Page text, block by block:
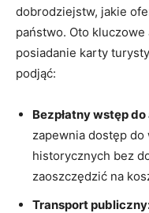
‍dobrodziejstw,⁢ jakie
państwo. Oto
posiadanie karty
podjąć:
Bezpłatny ⁣wstęp
zapewnia dostęp
historycznych bez
zaoszczędzić na
Transport